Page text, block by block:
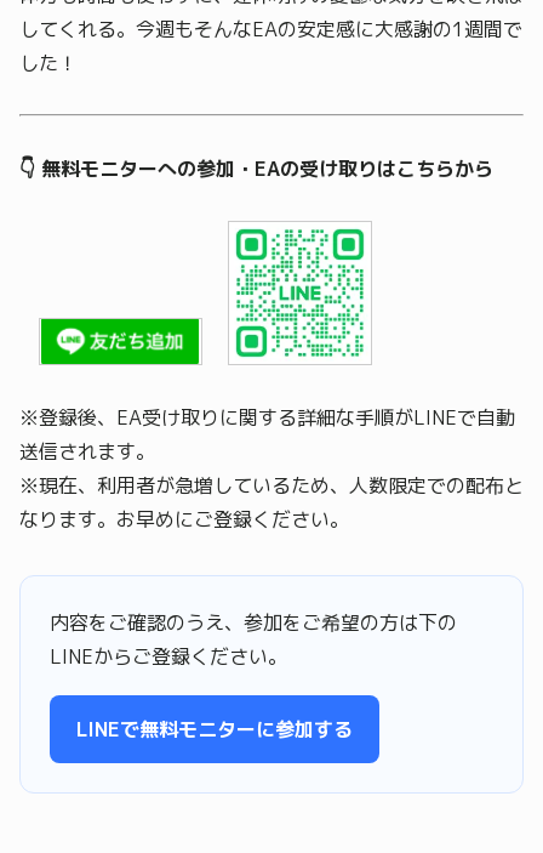
してくれる。今週もそんなEAの安定感に大感謝の1週間で
した！
👇 無料モニターへの参加・EAの受け取りはこちらから
※登録後、EA受け取りに関する詳細な手順がLINEで自動
送信されます。
※現在、利用者が急増しているため、人数限定での配布と
なります。お早めにご登録ください。
内容をご確認のうえ、参加をご希望の方は下の
LINEからご登録ください。
LINEで無料モニターに参加する